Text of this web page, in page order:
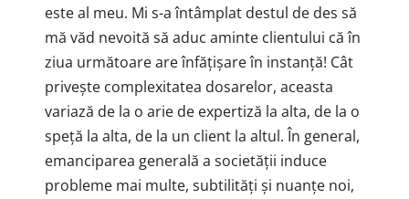
este al meu. Mi s-a întâmplat destul de des să
mă văd nevoită să aduc aminte clientului că în
ziua următoare are înfățișare în instanță! Cât
privește complexitatea dosarelor, aceasta
variază de la o arie de expertiză la alta, de la o
speță la alta, de la un client la altul. În general,
emanciparea generală a societății induce
probleme mai multe, subtilități și nuanțe noi,